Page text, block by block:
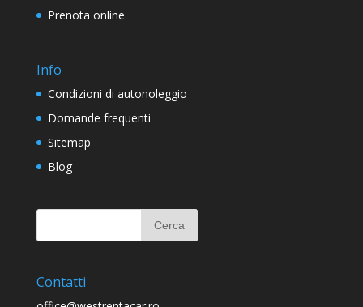
Prenota online
Info
Condizioni di autonoleggio
Domande frequenti
Sitemap
Blog
Contatti